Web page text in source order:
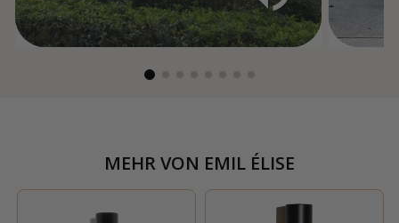
MEHR VON EMIL ÉLISE